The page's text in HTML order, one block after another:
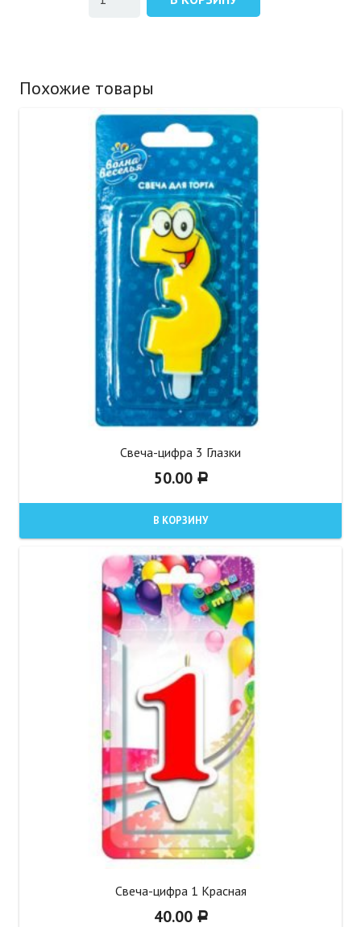
Похожие товары
Свеча-цифра 3 Глазки
50.00 Р
В КОРЗИНУ
Свеча-цифра 1 Красная
40.00 Р